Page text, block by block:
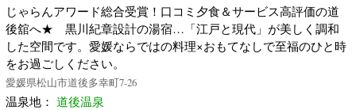
じゃらんアワード総合受賞！口コミ夕食＆サービス高評価の道
後舘へ★ 黒川紀章設計の湯宿…「江戸と現代」が美しく調和
した空間です。愛媛ならではの料理×おもてなしで至福のひと時
をお過ごしください。
愛媛県松山市道後多幸町7-26
温泉地： 道後温泉